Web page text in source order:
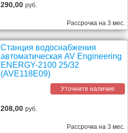
290,00руб.
Рассрочка на 3 мес.
Станция водоснабжения
автоматическая AV Engineering
ENERGY-2100 25/32
(AVE118E09)
Уточните наличие
208,00руб.
Рассрочка на 3 мес.